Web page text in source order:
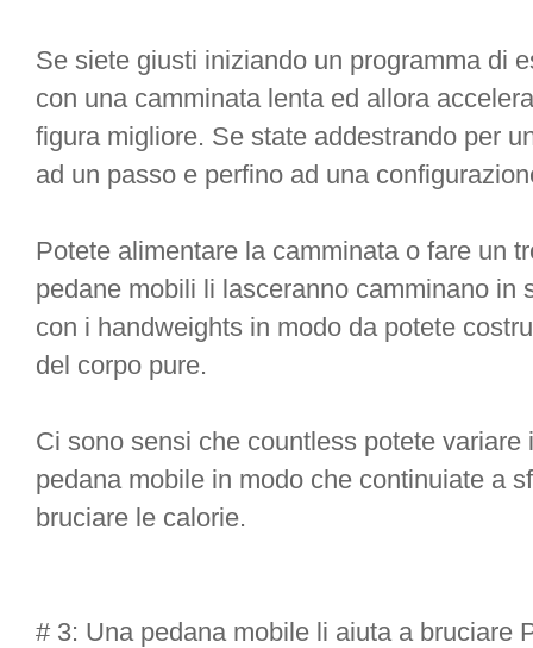
Se siete giusti iniziando un programma di
con una camminata lenta ed allora
figura migliore. Se state addestrando per
ad un passo e perfino ad una
Potete alimentare la camminata o fare un
pedane mobili li lasceranno camminano in
con i handweights in modo da potete
del corpo pure.
Ci sono sensi che countless potete
pedana mobile in modo che continuiate a
bruciare le calorie.
# 3: Una pedana mobile li aiuta a bruciare